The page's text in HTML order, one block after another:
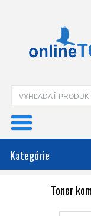
Kategórie
Toner